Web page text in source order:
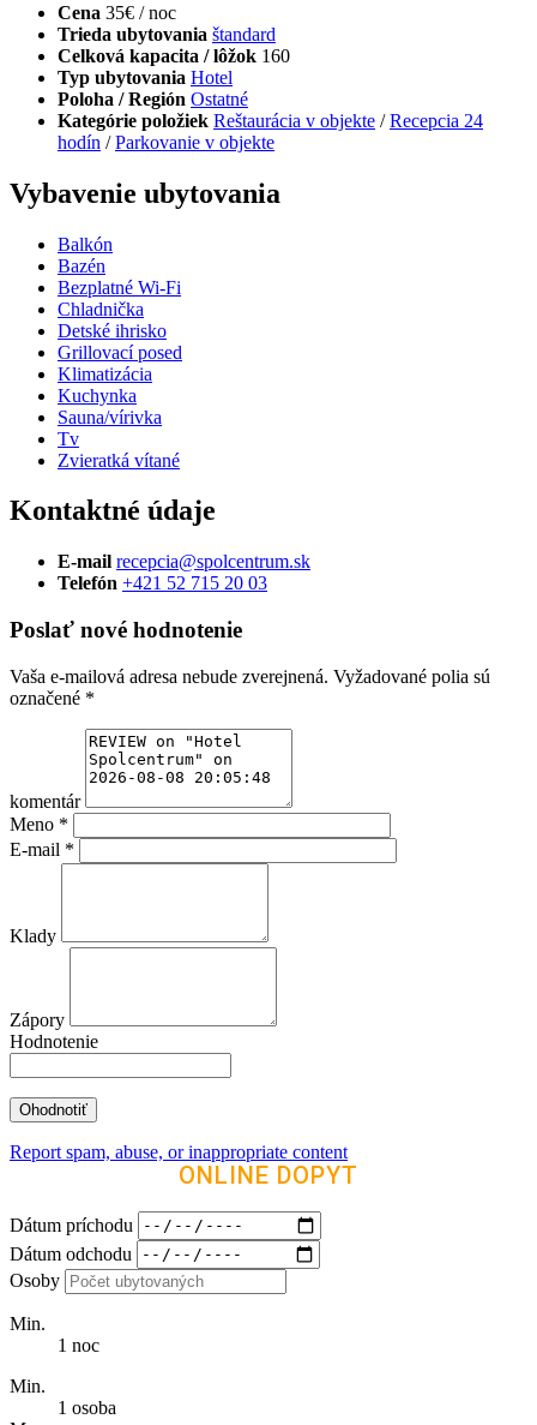
Cena 35€ / noc
Trieda ubytovania štandard
Celková kapacita / lôžok 160
Typ ubytovania Hotel
Poloha / Región Ostatné
Kategórie položiek Reštaurácia v objekte /Recepcia 24
hodín /Parkovanie v objekte
Vybavenie ubytovania
Balkón
Bazén
Bezplatné Wi-Fi
Chladnička
Detské ihrisko
Grillovací posed
Klimatizácia
Kuchynka
Sauna/vírivka
Tv
Zvieratká vítané
Kontaktné údaje
E-mail recepcia@spolcentrum.sk
Telefón +421 52 715 20 03
Poslať nové hodnotenie
Vaša e-mailová adresa nebude zverejnená. Vyžadované polia sú
označené *
komentár
Meno *
E-mail *
Klady
Zápory
Hodnotenie
Report spam, abuse, or inappropriate content
ONLINE DOPYT
Dátum príchodu
Dátum odchodu
Osoby
Min.
1 noc
Min.
1 osoba